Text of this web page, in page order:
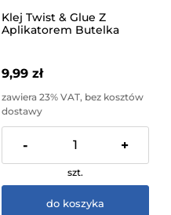
Klej Twist & Glue Z
Aplikatorem Butelka
9,99 zł
zawiera 23% VAT, bez kosztów
dostawy
- +
szt.
do koszyka